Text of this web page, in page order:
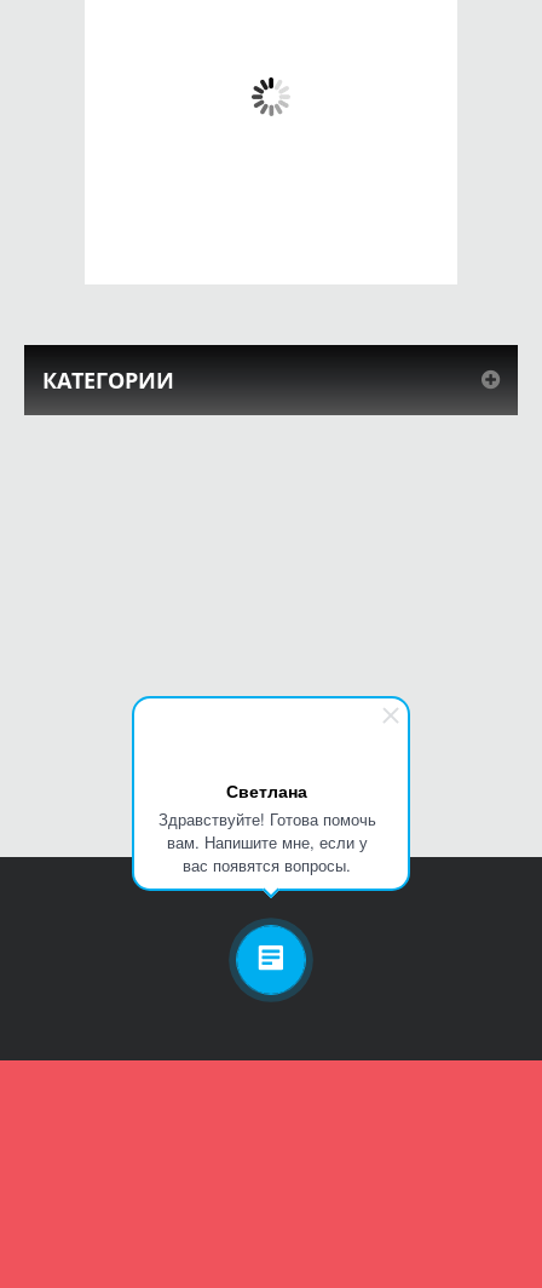
Светлана
Здравствуйте! Готова помочь
вам. Напишите мне, если у
вас появятся вопросы.
КАТЕГОРИИ